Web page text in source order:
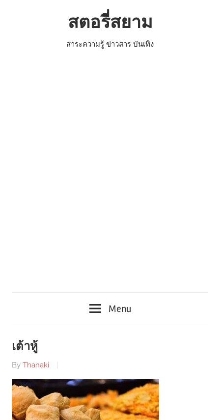
สตอรี่สยาม
สาระความรู้ ข่าวสาร บันเทิง
Menu
เต้าหู้
By Thanaki